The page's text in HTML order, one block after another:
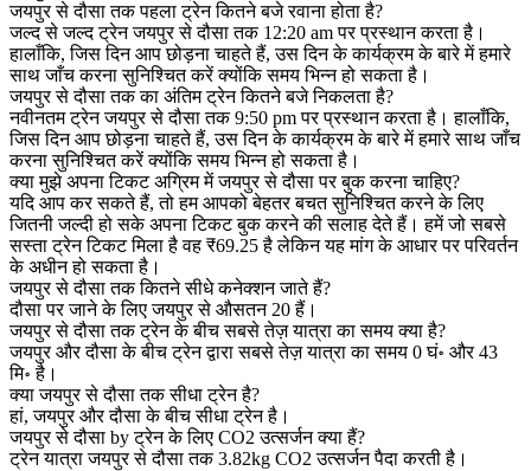
जयपुर से दौसा तक पहला ट्रेन कितने बजे रवाना होता है?
जल्द से जल्द ट्रेन जयपुर से दौसा तक 12:20 am पर प्रस्थान करता है।
हालाँकि, जिस दिन आप छोड़ना चाहते हैं, उस दिन के कार्यक्रम के बारे में हमारे
साथ जाँच करना सुनिश्चित करें क्योंकि समय भिन्न हो सकता है।
जयपुर से दौसा तक का अंतिम ट्रेन कितने बजे निकलता है?
नवीनतम ट्रेन जयपुर से दौसा तक 9:50 pm पर प्रस्थान करता है। हालाँकि,
जिस दिन आप छोड़ना चाहते हैं, उस दिन के कार्यक्रम के बारे में हमारे साथ जाँच
करना सुनिश्चित करें क्योंकि समय भिन्न हो सकता है।
क्या मुझे अपना टिकट अग्रिम में जयपुर से दौसा पर बुक करना चाहिए?
यदि आप कर सकते हैं, तो हम आपको बेहतर बचत सुनिश्चित करने के लिए
जितनी जल्दी हो सके अपना टिकट बुक करने की सलाह देते हैं। हमें जो सबसे
सस्ता ट्रेन टिकट मिला है वह ₹69.25 है लेकिन यह मांग के आधार पर परिवर्तन
के अधीन हो सकता है।
जयपुर से दौसा तक कितने सीधे कनेक्शन जाते हैं?
दौसा पर जाने के लिए जयपुर से औसतन 20 हैं।
जयपुर से दौसा तक ट्रेन के बीच सबसे तेज़ यात्रा का समय क्या है?
जयपुर और दौसा के बीच ट्रेन द्वारा सबसे तेज़ यात्रा का समय 0 घं॰ और 43
मि॰ है।
क्या जयपुर से दौसा तक सीधा ट्रेन है?
हां, जयपुर और दौसा के बीच सीधा ट्रेन है।
जयपुर से दौसा by ट्रेन के लिए CO2 उत्सर्जन क्या हैं?
ट्रेन यात्रा जयपुर से दौसा तक 3.82kg CO2 उत्सर्जन पैदा करती है।